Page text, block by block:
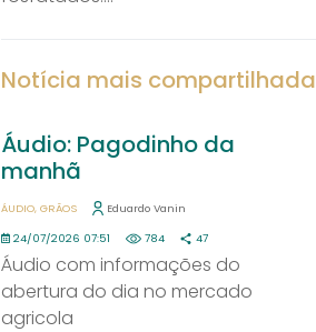
Notícia mais compartilhada
Áudio: Pagodinho da
manhã
ÁUDIO GRÃOS Eduardo Vanin
24/07/2026 07:51 784 47
Áudio com informações do
abertura do dia no mercado
agricola